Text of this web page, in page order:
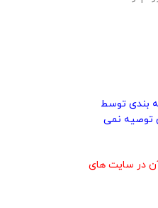
بندی توسط
توصیه نمی
در سایت های